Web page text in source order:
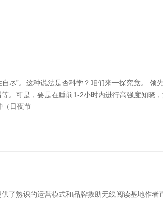
尽”。这种说法是否科学？咱们来一探究竟。 领
。可是，要是在睡前1-2小时内进行高强度知晓
（日夜节
了熟识的运营模式和品牌救助无线阅读基地作者